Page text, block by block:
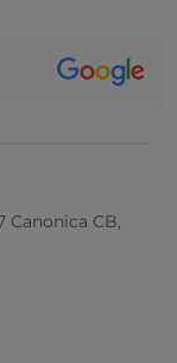
Canonica CB,